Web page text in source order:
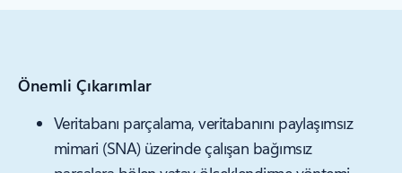
Önemli Çıkarımlar
Veritabanı parçalama, veritabanını paylaşımsız
mimari (SNA) üzerinde çalışan bağımsız